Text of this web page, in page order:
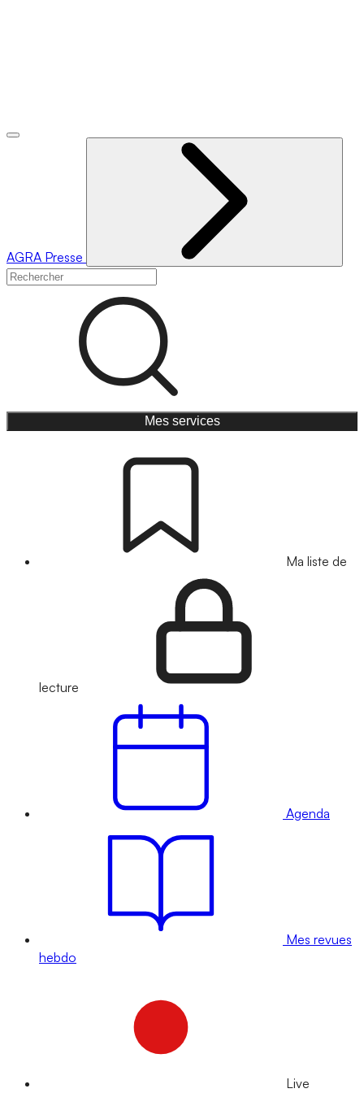
AGRA Presse
Mes services
Ma liste de
lecture
Agenda
Mes revues
hebdo
Live